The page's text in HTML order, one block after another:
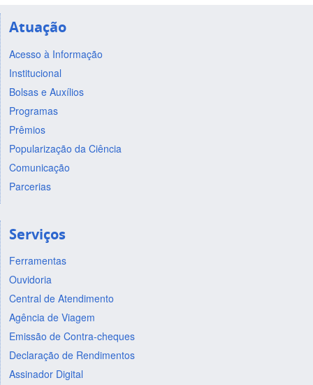
Atuação
Acesso à Informação
Institucional
Bolsas e Auxílios
Programas
Prêmios
Popularização da Ciência
Comunicação
Parcerias
Serviços
Ferramentas
Ouvidoria
Central de Atendimento
Agência de Viagem
Emissão de Contra-cheques
Declaração de Rendimentos
Assinador Digital